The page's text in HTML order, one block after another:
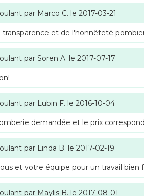
par Marco C. le 2017-03-21
et de l'honnêteté
par Soren A. le 2017-07-17
par Lubin F. le 2016-10-04
demandée et le prix
par Linda B. le 2017-02-19
et votre équipe pour un travail bien
par Maylis B. le 2017-08-01